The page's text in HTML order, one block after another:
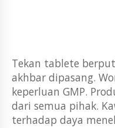
Tekan tablete
akhbar dipasang.
keperluan GMP.
dari semua pihak.
terhadap daya